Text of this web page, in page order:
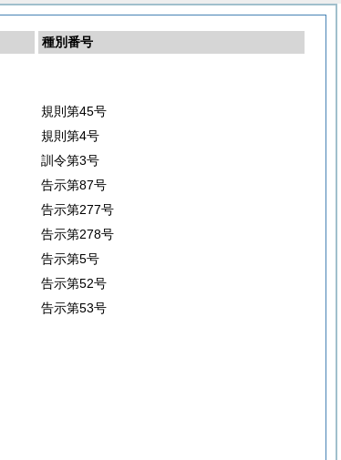
種別番号
規則第45号
規則第4号
訓令第3号
告示第87号
告示第277号
告示第278号
告示第5号
告示第52号
告示第53号